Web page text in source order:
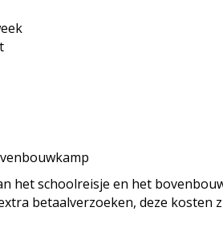
het schoolreisje en het
betaalverzoeken, deze kosten